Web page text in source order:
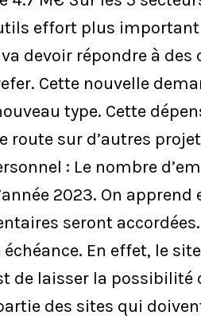
effort plus important
devoir répondre à des
Cette nouvelle
type. Cette
route sur d’autres
: Le nombre
2023. On
seront accordées.
En effet, le
de laisser la possibilité
des sites qui